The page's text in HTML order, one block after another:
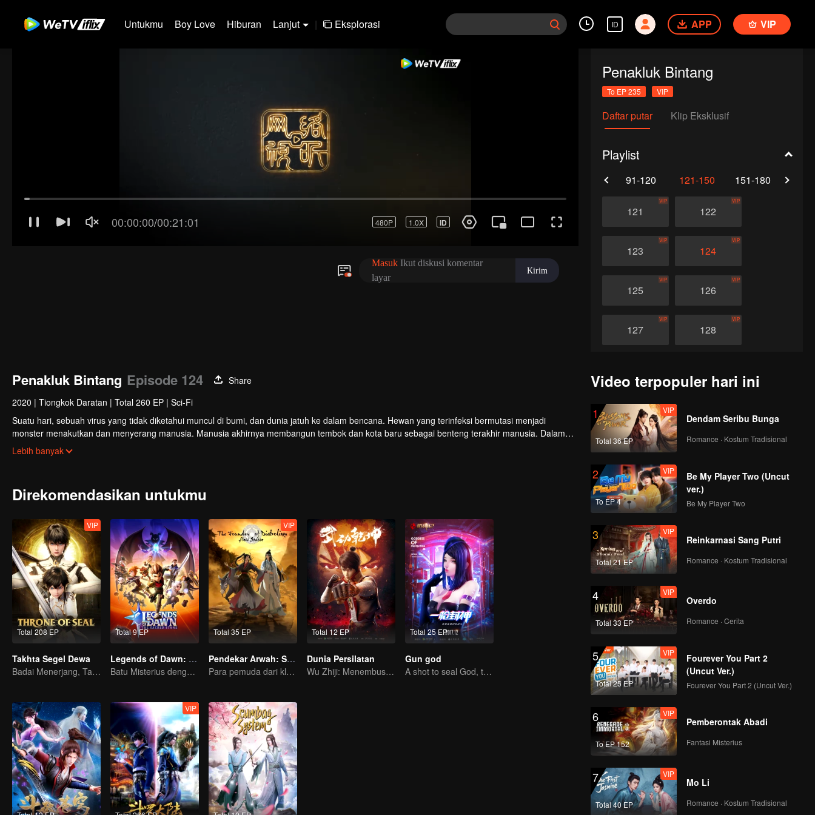
Untukmu Boy Love Hiburan Lanjut | Eksplorasi ID APP VIP
Penakluk Bintang
To EP 235 VIP
Daftar putar Klip Eksklusif
Playlist
91-120 121-150 151-180
121
VIP
122
VIP
123
VIP
124
VIP
125
VIP
126
VIP
127
VIP
128
VIP
131
133
VIP VIP
135
VIP
136
VIP
137
139
VIP
140
141
VIP
142
143
VIP
145
VIP
146
VIP
147
VIP
148
Penakluk Bintang Episode 124
Share
2020 | Tiongkok Daratan | Total 260 EP | Sci-Fi
Suatu hari, sebuah virus yang tidak diketahui muncul di bumi, dan dunia jatuh ke dalam bencana. Hewan yang terinfeksi bermutasi menjadi
monster menakutkan dan menyerang manusia. Manusia akhirnya membangun tembok dan kota baru sebagai benteng terakhir manusia. Dalam
lingkungan hidup yang ekstrim, manusia kian berkembang dan mampu menguasai seni bela diri hingga beberapa dari mereka disebut "Ksatria".
Luo Feng, seorang remaja berumur 18 tahun, juga bercita-cita menjadi salah satu dari mereka. Saat hendak mengikuti ujian masuk perguruan
Lebih banyak
Direkomendasikan untukmu
Total 208 EP
VIP
Takhta Segel Dewa
Badai Menerjang, Takhta Runtuh
Total 9 EP
Legends of Dawn: Batu Bertuah
Batu Misterius dengan Kekuatan Dahsyat
Total 35 EP
VIP
Pendekar Arwah: S1 - S3
Para pemuda dari klan pembudidaya, bersatu melawan kejahatan demi kedamaian bersama
Total 12 EP
Dunia Persilatan
Wu Zhiji: Menembus Langit, Mengguncang Bumi
Total 25 EP
Gun god
A shot to seal God, this is our battle!
VIP
Video terpopuler hari ini
1
Total 36 EP
VIP
Dendam Seribu Bunga
Romance · Kostum Tradisional
2
To EP 4
VIP
Be My Player Two (Uncut
ver.)
Be My Player Two
3
Total 21 EP
VIP
Reinkarnasi Sang Putri
Romance · Kostum Tradisional
4
Total 33 EP
VIP
Overdo
Romance · Cerita
5
Total 25 EP
VIP
Fourever You Part 2
(Uncut Ver.)
Fourever You Part 2 (Uncut Ver.)
6
To EP 152
VIP
Pemberontak Abadi
Fantasi Misterius
7
Total 40 EP
VIP
Mo Li
Romance · Kostum Tradisional